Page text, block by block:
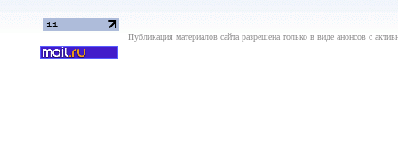
Публикация материалов сайта разрешена только в виде анонсов с